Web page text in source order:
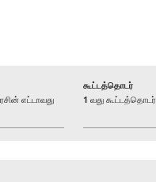
எட்டாவது
கூட்டத்தொடர்
1 வது கூட்டத்தொடர்